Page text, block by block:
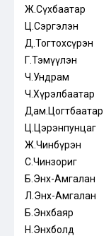
Ж.Сүхбаатар
Ц.Сэргэлэн
Д.Тогтохсүрэн
Г.Тэмүүлэн
Ч.Ундрам
Ч.Хүрэлбаатар
Дам.Цогтбаатар
Ц.Цэрэнпунцаг
Ж.Чинбүрэн
С.Чинзориг
Б.Энх-Амгалан
Л.Энх-Амгалан
Б.Энхбаяр
Н.Энхболд